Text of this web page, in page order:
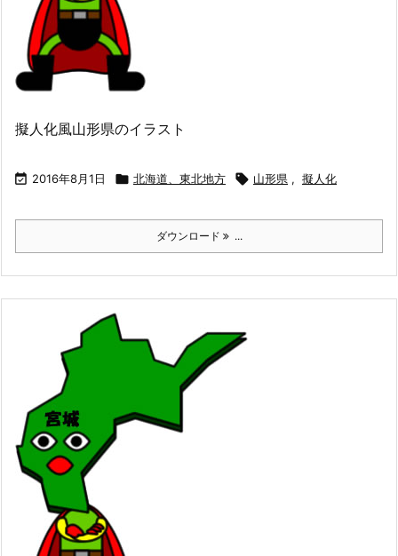
擬人化風山形県のイラスト
 2016年8月1日  北海道、東北地方  山形県 , 擬人化
ダウンロード ...